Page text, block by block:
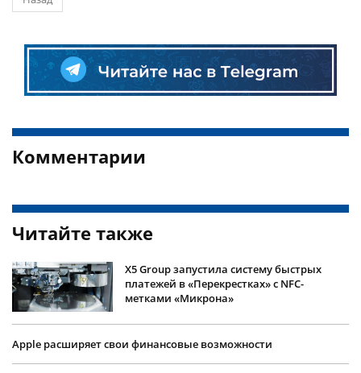
Комментарии
Читайте также
Х5 Group запустила систему быстрых
платежей в «Перекрестках» с NFС-
метками «Микрона»
Apple расширяет свои финансовые возможности